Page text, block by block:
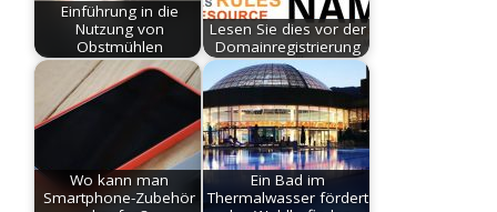
Einführung in die
Nutzung von
Obstmühlen
Lesen Sie dies vor der
Domainregistrierung
Wo kann man
Smartphone-Zubehör
Ein Bad im
Thermalwasser fördert